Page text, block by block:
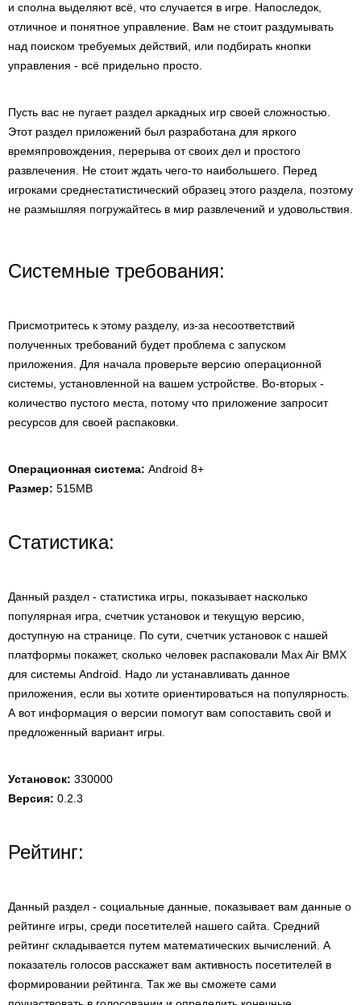
и сполна выделяют всё, что случается в игре. Напоследок,
отличное и понятное управление. Вам не стоит раздумывать
над поиском требуемых действий, или подбирать кнопки
управления - всё придельно просто.
Пусть вас не пугает раздел аркадных игр своей сложностью.
Этот раздел приложений был разработана для яркого
времяпровождения, перерыва от своих дел и простого
развлечения. Не стоит ждать чего-то наибольшего. Перед
игроками среднестатистический образец этого раздела, поэтому
не размышляя погружайтесь в мир развлечений и удовольствия.
Системные требования:
Присмотритесь к этому разделу, из-за несоответствий
полученных требований будет проблема с запуском
приложения. Для начала проверьте версию операционной
системы, установленной на вашем устройстве. Во-вторых -
количество пустого места, потому что приложение запросит
ресурсов для своей распаковки.
Операционная система: Android 8+
Размер: 515MB
Статистика:
Данный раздел - статистика игры, показывает насколько
популярная игра, счетчик установок и текущую версию,
доступную на странице. По сути, счетчик установок с нашей
платформы покажет, сколько человек распаковали Max Air BMX
для системы Android. Надо ли устанавливать данное
приложения, если вы хотите ориентироваться на популярность.
А вот информация о версии помогут вам сопоставить свой и
предложенный вариант игры.
Установок: 330000
Версия: 0.2.3
Рейтинг:
Данный раздел - социальные данные, показывает вам данные о
рейтинге игры, среди посетителей нашего сайта. Средний
рейтинг складывается путем математических вычислений. А
показатель голосов расскажет вам активность посетителей в
формировании рейтинга. Так же вы сможете сами